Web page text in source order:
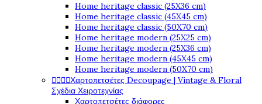
Home heritage classic (25X36 cm)
Home heritage classic (45X45 cm)
Home heritage classic (50X70 cm)
Home heritage modern (25X25 cm)
Home heritage modern (25X36 cm)
Home heritage modern (45X45 cm)
Home heritage modern (50X70 cm)
Χαρτοπετσέτες Decoupage | Vintage & Floral
Σχέδια Χειροτεχνίας
Χαρτοπετσέτες διάφορες